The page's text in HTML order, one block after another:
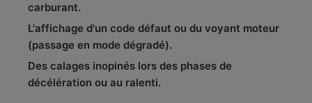
carburant.
L'affichage d'un code défaut ou du voyant moteur
(passage en mode dégradé).
Des calages inopinés lors des phases de
décélération ou au ralenti.